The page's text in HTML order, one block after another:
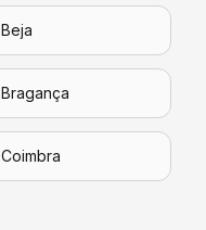
Beja
Bragança
Coimbra